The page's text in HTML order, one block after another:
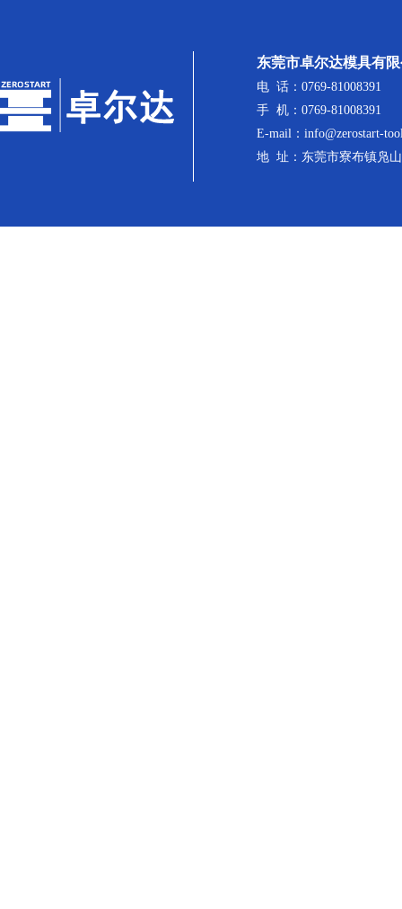
东莞市卓尔达模具有
电 话：0769-81008391
手 机：0769-81008391
E-mail：info@zerostart-
地 址：东莞市寮布镇凫